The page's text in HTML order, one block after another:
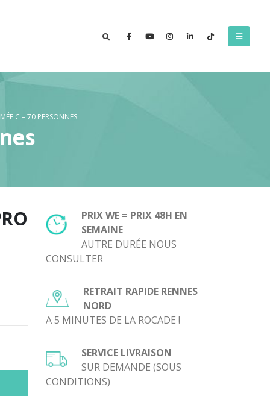
C – 70 PERSONNES
PRIX WE = PRIX 48H EN
SEMAINE
AUTRE DURÉE NOUS
CONSULTER
RETRAIT RAPIDE RENNES
NORD
A 5 MINUTES DE LA ROCADE !
SERVICE LIVRAISON
SUR DEMANDE (SOUS
CONDITIONS)